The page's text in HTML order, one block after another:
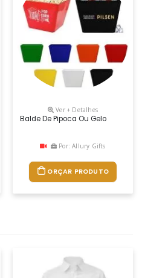
Ver + Detalhes
Balde De Pipoca Ou Gelo
Por: Allury Gifts
ORÇAR PRODUTO